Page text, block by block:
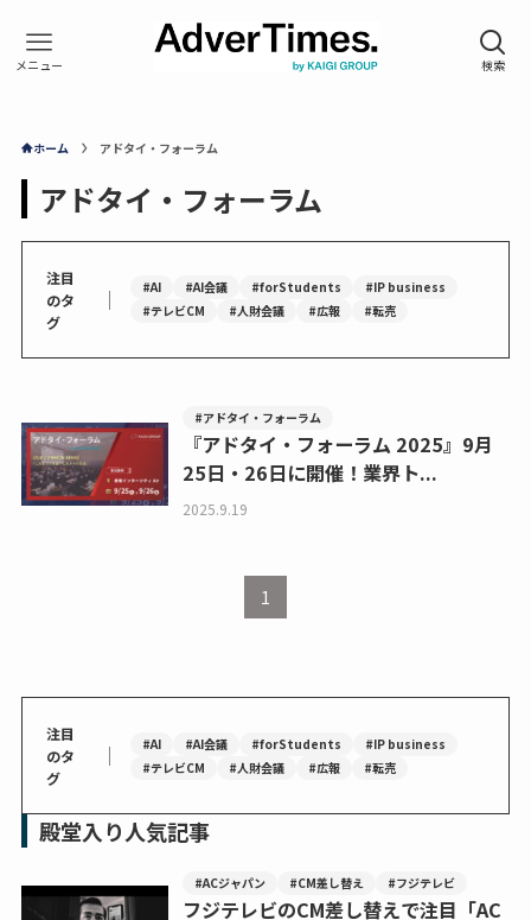
ホーム アドタイ・フォーラム
アドタイ・フォーラム
注目
のタ
グ
｜ #AI #AI会議 #forStudents
#IP business
#テレビCM
#人財会議 #広報 #転売
#アドタイ・フォーラム
『アドタイ・フォーラム 2025』9月
25日・26日に開催！業界ト...
2025.9.19
1
注目
のタ
グ
｜ #AI #AI会議 #forStudents
#IP business
#テレビCM
#人財会議 #広報 #転売
殿堂入り人気記事
#ACジャパン #CM差し替え #フジテレビ
フジテレビのCM差し替えで注目「AC